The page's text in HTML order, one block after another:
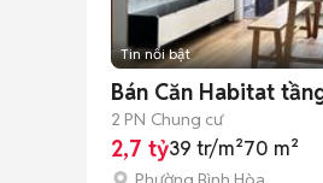
Tin nổi bật
Bán Căn Habitat
2 PN Chung cư
2,7 tỷ39 tr/m²70 m²